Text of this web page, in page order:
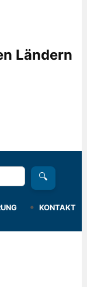
Ländern
🔍
KONTAKT